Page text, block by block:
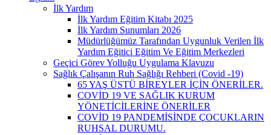
İlk Yardım
İlk Yardım Eğitim Kitabı 2025
İlk Yardım Sunumları 2026
Müdürlüğümüz Tarafından Uygunluk Verilen İlk
Yardım Eğitici Eğitim Ve Eğitim Merkezleri
Geçici Görev Yolluğu Uygulama Klavuzu
Sağlık Çalışanın Ruh Sağlığı Rehberi (Covid -19)
65 YAŞ ÜSTÜ BİREYLER İÇİN ÖNERİLER.
COVİD 19 VE SAĞLIK KURUM
YÖNETİCİLERİNE ÖNERİLER
COVİD 19 PANDEMİSİNDE ÇOCUKLARIN
RUHSAL DURUMU.